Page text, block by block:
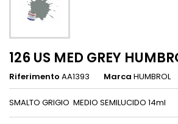
126 US MED GREY
Riferimento AA1393 Marca HUMBROL
SMALTO GRIGIO MEDIO SEMILUCIDO 14ml